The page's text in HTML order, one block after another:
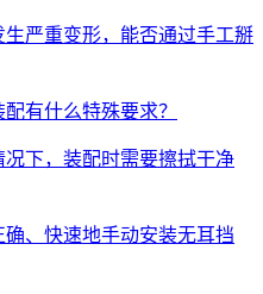
严重变形，能否通过手工掰
有什么特殊要求？
下，装配时需要擦拭干净
、快速地手动安装无耳挡